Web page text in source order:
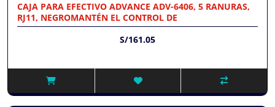
CAJA PARA EFECTIVO ADVANCE ADV-6406, 5 RANURAS,
RJ11, NEGROMANTÉN EL CONTROL DE
S/161.05